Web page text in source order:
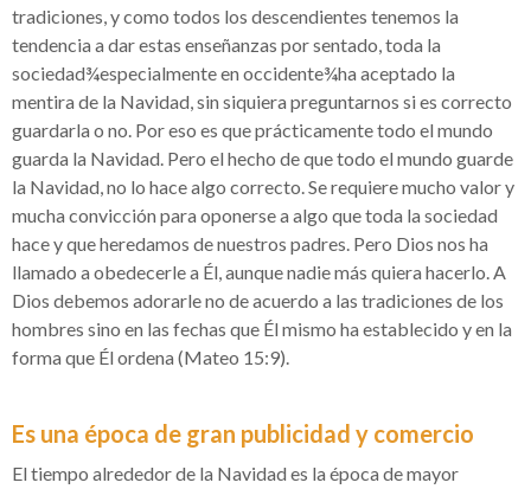
tradiciones, y como todos los descendientes tenemos la
tendencia a dar estas enseñanzas por sentado, toda la
sociedad¾especialmente en occidente¾ha aceptado la
mentira de la Navidad, sin siquiera preguntarnos si es correcto
guardarla o no. Por eso es que prácticamente todo el mundo
guarda la Navidad. Pero el hecho de que todo el mundo guarde
la Navidad, no lo hace algo correcto. Se requiere mucho valor y
mucha convicción para oponerse a algo que toda la sociedad
hace y que heredamos de nuestros padres. Pero Dios nos ha
llamado a obedecerle a Él, aunque nadie más quiera hacerlo. A
Dios debemos adorarle no de acuerdo a las tradiciones de los
hombres sino en las fechas que Él mismo ha establecido y en la
forma que Él ordena (Mateo 15:9).
Es una época de gran publicidad y comercio
El tiempo alrededor de la Navidad es la época de mayor